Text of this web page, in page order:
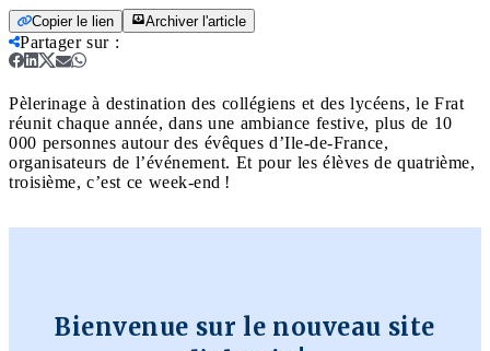
Copier le lien Archiver l'article
Partager sur:
Pèlerinage à destination des collégiens et des lycéens, le Frat
réunit chaque année, dans une ambiance festive, plus de 10
000 personnes autour des évêques d’Ile-de-France,
organisateurs de l’événement. Et pour les élèves de quatrième,
troisième, c’est ce week-end !
Bienvenue sur le nouveau site